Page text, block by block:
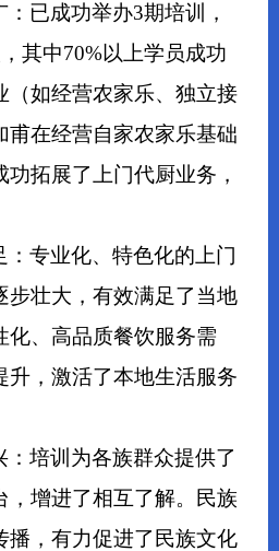
已成功举办3期培训，
其中70%以上学员成功
（如经营农家乐、独立接
甫在经营自家农家乐基础
功拓展了上门代厨业务，
：专业化、特色化的上门
步壮大，有效满足了当地
化、高品质餐饮服务需
升，激活了本地生活服务
：培训为各族群众提供了
，增进了相互了解。民族
播，有力促进了民族文化